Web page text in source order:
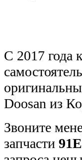
С 2017 года
Doosan из
Звоните
запчасти